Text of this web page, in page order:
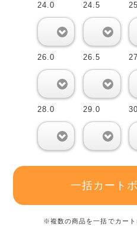
24.0 24.5
26.0 26.5
28.0 29.0
一括カート
※複数の商品を一括でカート